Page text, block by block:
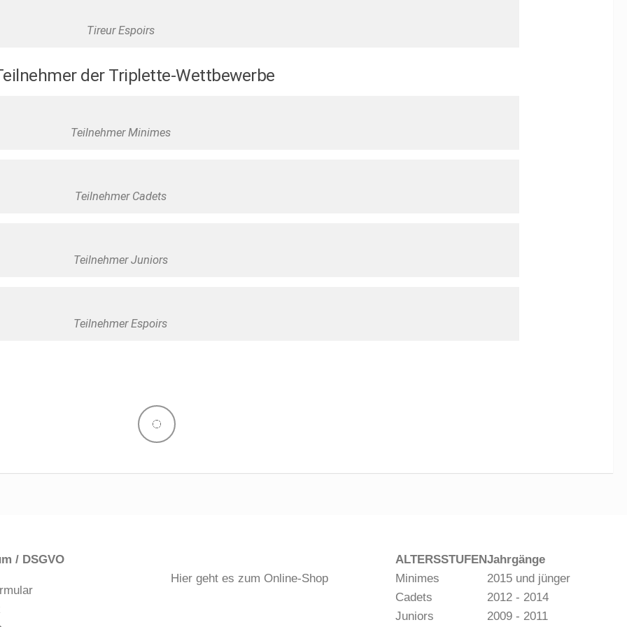
Tireur Espoirs
der Triplette-Wettbewerbe
Teilnehmer Minimes
Teilnehmer Cadets
Teilnehmer Juniors
Teilnehmer Espoirs
/ DSGVO
Hier geht es zum Online-Shop
ALTERSSTUFENJahrgänge
Minimes
2015 und jünger
Cadets
2012 - 2014
Juniors
2009 - 2011